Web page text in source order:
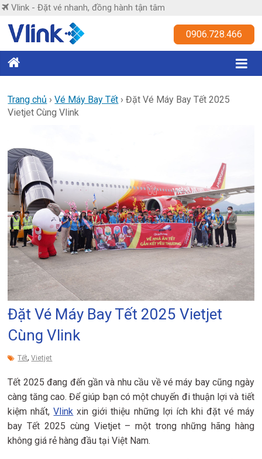
Skip
content
Vlink - Đặt vé nhanh, đồng hành tận tâm
Vlink
nhanh,
đồng
tâm
0906.728.466
Trang chủ ›Vé Máy Bay Tết ›Đặt Vé Máy Bay Tết 2025
Vietjet Cùng Vlink
Đặt Vé Máy Bay Tết 2025 Vietjet
Cùng Vlink
Tết,Vietjet
Tết 2025 đang đến gần và nhu cầu về vé máy bay cũng ngày
càng tăng cao. Để giúp bạn có một chuyến đi thuận lợi và tiết
kiệm nhất,Vlink xin giới thiệu những lợi ích khi đặt vé máy
bay Tết 2025 cùng Vietjet – một trong những hãng hàng
không giá rẻ hàng đầu tại Việt Nam.